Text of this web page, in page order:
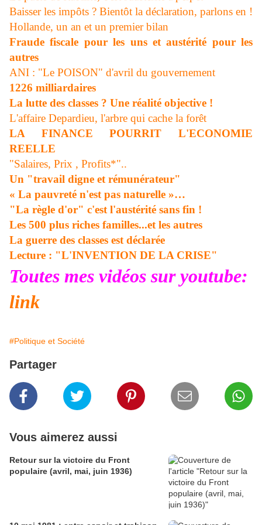
Baisser les impôts ? Bientôt la déclaration, parlons en !
Hollande, un an et un premier bilan
Fraude fiscale pour les uns et austérité pour les
autres
ANI : "Le POISON" d'avril du gouvernement
1226 milliardaires
La lutte des classes ? Une réalité objective !
L'affaire Depardieu, l'arbre qui cache la forêt
LA FINANCE POURRIT L'ECONOMIE
REELLE
"Salaires, Prix , Profits*"..
Un "travail digne et rémunérateur"
« La pauvreté n'est pas naturelle »…
"La règle d'or" c'est l'austérité sans fin !
Les 500 plus riches familles...et les autres
La guerre des classes est déclarée
Lecture : "L'INVENTION DE LA CRISE"
Toutes mes vidéos sur youtube:
link
#Politique et Société
Partager
Vous aimerez aussi
Retour sur la victoire du Front
populaire (avril, mai, juin 1936)